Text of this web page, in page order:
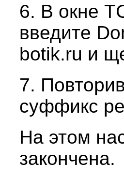
6. В окне
введите
botik.ru и
7.
суффикс
На этом
закончена.